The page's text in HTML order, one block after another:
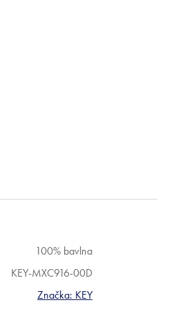
100% bavlna
KEY-MXC916-00D
Značka: KEY